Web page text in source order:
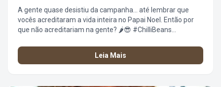
não acreditariam na gente?
A gente quase desistiu da campanha… até lembrar que
vocês acreditaram a vida inteira no Papai Noel. Então por
que não acreditariam na gente? 🌶️😎 #ChilliBeans
#ÓculosSolar Relógios ArmaçãoDeGrau
Leia Mais